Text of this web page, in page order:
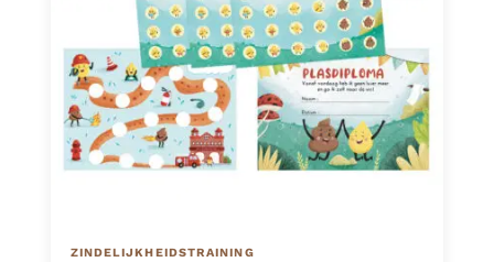
ZINDELIJKHEIDSTRAINING